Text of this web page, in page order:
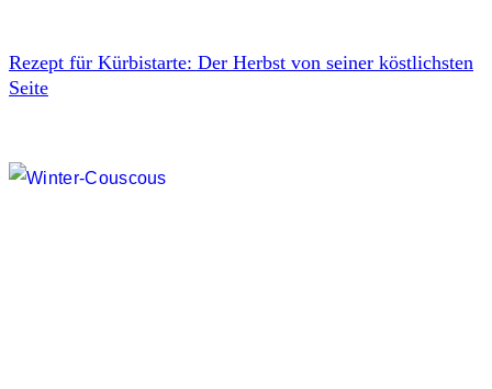
Rezept für Kürbistarte: Der Herbst von seiner köstlichsten
Seite